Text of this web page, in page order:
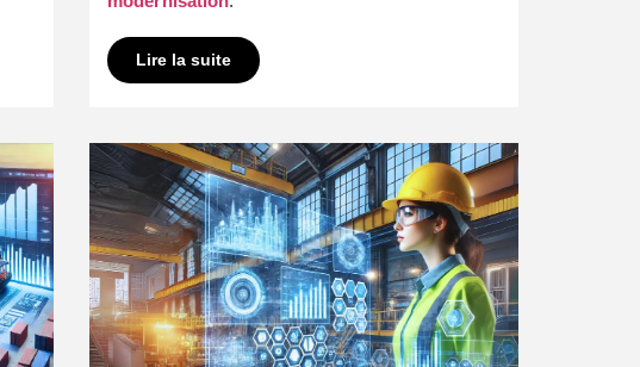
Lire la suite